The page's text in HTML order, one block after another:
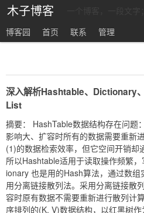
木子博客
博客园
首页 联系 管理
深入解析Hashtable、Dictionary
List
摘要： HashTable数据结构存在问题
影响大、扩容时所有的数据需要重新
(1)的数据检索效率，但它空间开销却
所以Hashtable适用于读取操作频繁
ionary 也是用的Hash算法，通过数
用分离链接散列法。采用分离链接散
容时原有数据不需要重新进行散列计
序排列的(K, V)数据结构，以红黑树